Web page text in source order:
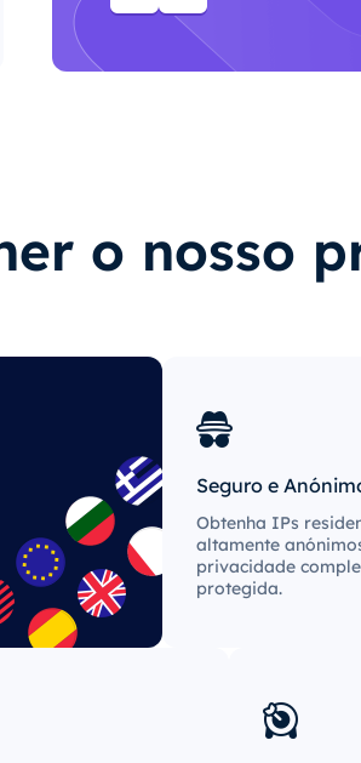
o nosso
Seguro e
Obtenha IPs
altamente
privacidade
protegida.